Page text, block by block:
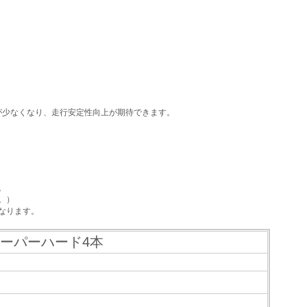
なくなり、走行安定性向上が期待できます。
）
ます。
パーハード4本